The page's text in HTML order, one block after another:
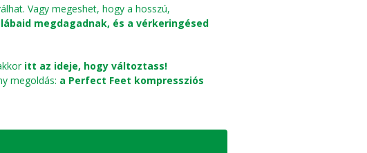
Vagy megeshet, hogy a hosszú,
lábaid megdagadnak, és a vérkeringésed
itt az ideje, hogy változtass!
megoldás: a Perfect Feet kompressziós